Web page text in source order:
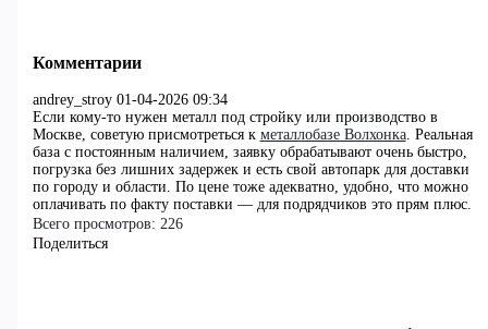
Комментарии
andrey_stroy 01-04-2026 09:34
Если кому-то нужен металл под стройку или производство в
Москве, советую присмотреться к металлобазе Волхонка. Реальная
база с постоянным наличием, заявку обрабатывают очень быстро,
погрузка без лишних задержек и есть свой автопарк для доставки
по городу и области. По цене тоже адекватно, удобно, что можно
оплачивать по факту поставки — для подрядчиков это прям плюс.
Всего просмотров: 226
Поделиться